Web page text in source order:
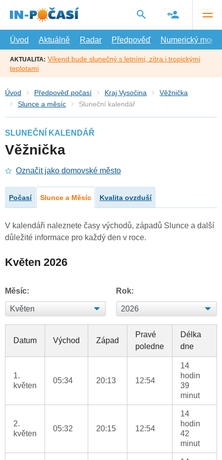
hlavní
Úvod
Aktuálně Radar Předpověď Numerický model
AKTUALITA: Víkend bude slunečný s letními, zítra i tropickými
teplotami
Úvod Předpověď počasí Kraj Vysočina
Věžnička
Slunce a měsíc
Sluneční kalendář
SLUNEČNÍ KALENDÁŘ
Věžnička
Označit jako domovské město
Počasí Slunce a Měsíc Kvalita ovzduší
V kalendáři naleznete časy východů, západů Slunce a další
důležité informace pro každý den v roce.
Květen 2026
Měsíc: Rok:
Datum Východ Západ
Pravé
poledne
Délka
dne
1.
květen
05:34 20:13 12:54
14
hodin
39
minut
2.
květen
05:32 20:15 12:54
14
hodin
42
minut